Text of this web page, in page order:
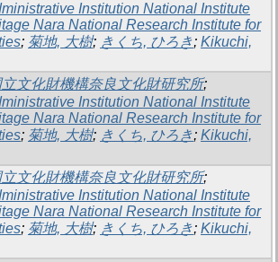
Institution National Institute
Nara National Research Institute for
; 菊地, 大樹; きくち, ひろき; Kikuchi,
文化財機構奈良文化財研究所;
Institution National Institute
Nara National Research Institute for
; 菊地, 大樹; きくち, ひろき; Kikuchi,
文化財機構奈良文化財研究所;
Institution National Institute
Nara National Research Institute for
; 菊地, 大樹; きくち, ひろき; Kikuchi,